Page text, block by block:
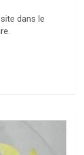
dans le